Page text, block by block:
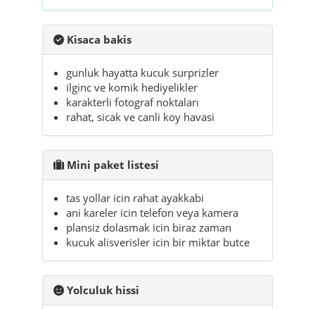
Kisaca bakis
gunluk hayatta kucuk surprizler
ilginc ve komik hediyelikler
karakterli fotograf noktaları
rahat, sicak ve canli koy havasi
Mini paket listesi
tas yollar icin rahat ayakkabi
ani kareler icin telefon veya kamera
plansiz dolasmak icin biraz zaman
kucuk alisverisler icin bir miktar butce
Yolculuk hissi